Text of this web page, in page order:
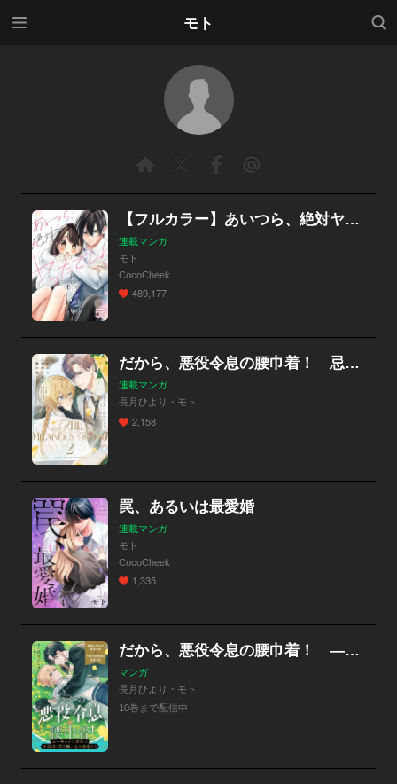
モト
検索
【フルカラー】あいつら、絶対ヤったでしょ
連載マンガ
モト
CocoCheek
489,177
だから、悪役令息の腰巾着！ 忌み嫌われた悪役は不器用に僕を囲い込み溺愛する
連載マンガ
長月ひより・モト
2,158
罠、あるいは最愛婚
連載マンガ
モト
CocoCheek
1,335
だから、悪役令息の腰巾着！ ―忌み嫌われた悪役は不器用に僕を囲い込み溺愛する―（分冊版）
マンガ
長月ひより・モト
10巻まで配信中